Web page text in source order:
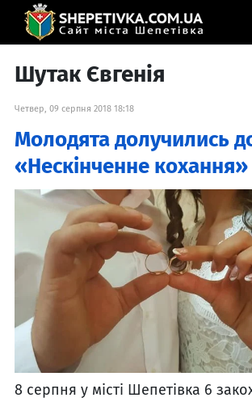
Шутак Євгенія
Четвер, 09 серпня 2018 18:18
Молодята долучились
«Нескінченне кохання»
8 серпня у місті Шепетівка 6